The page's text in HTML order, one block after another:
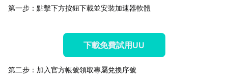
第一步：點擊下方按鈕下載並安裝加速器軟體
下載免費試用UU
第二步：加入官方帳號領取專屬兌換序號